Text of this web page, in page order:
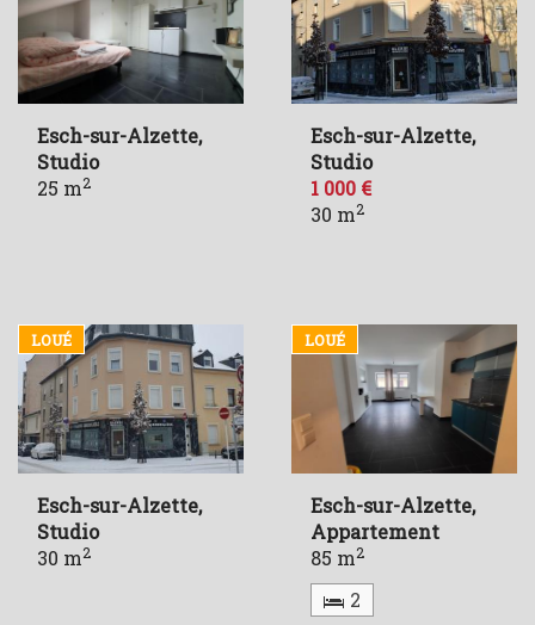
Esch-sur-Alzette,
Studio
25 m2
Esch-sur-Alzette,
Studio
1 000 €
30 m2
LOUÉ
Esch-sur-Alzette,
Studio
30 m2
LOUÉ
Esch-sur-Alzette,
Appartement
85 m2
2